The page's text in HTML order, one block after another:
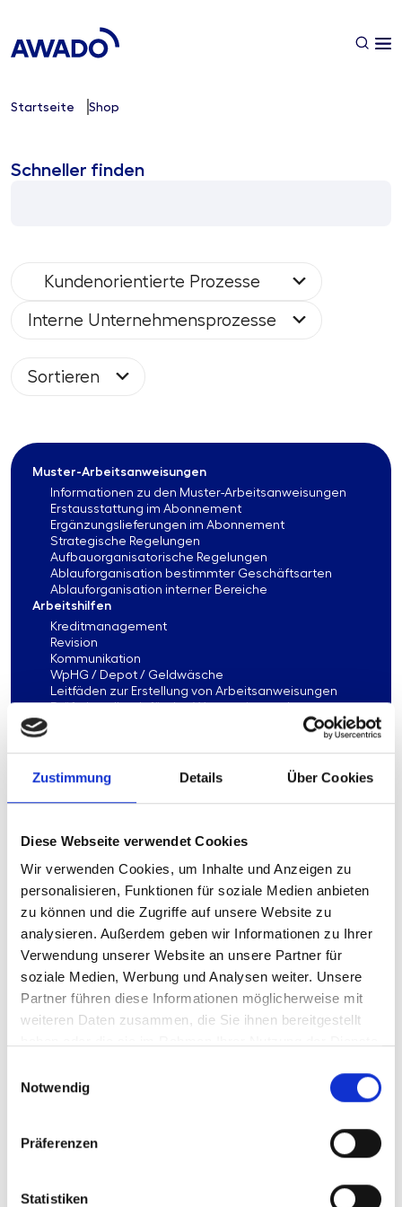
Zustimmung Details Über Cookies
Diese Webseite verwendet Cookies
Wir verwenden Cookies, um Inhalte und Anzeigen zu
personalisieren, Funktionen für soziale Medien anbieten
zu können und die Zugriffe auf unsere Website zu
analysieren. Außerdem geben wir Informationen zu Ihrer
Verwendung unserer Website an unsere Partner für
soziale Medien, Werbung und Analysen weiter. Unsere
Partner führen diese Informationen möglicherweise mit
weiteren Daten zusammen, die Sie ihnen bereitgestellt
Notwendig
Präferenzen
Statistiken
Startseite Shop
Schneller finden
Kundenorientierte Prozesse
Interne Unternehmensprozesse
Sortieren
Muster-Arbeitsanweisungen
Informationen zu den Muster-Arbeitsanweisungen
Erstausstattung im Abonnement
Ergänzungslieferungen im Abonnement
Strategische Regelungen
Aufbauorganisatorische Regelungen
Ablauforganisation bestimmter Geschäftsarten
Ablauforganisation interner Bereiche
Arbeitshilfen
Kreditmanagement
Revision
Kommunikation
WpHG / Depot / Geldwäsche
Leitfäden zur Erstellung von Arbeitsanweisungen
Risikomanagement
Vergleichsstudien
IT-Management
Compliance Management
Meldewesen
ERFA-Runde
Recruiting
interne Kommunikation
Personalverwaltung
Personalentwicklung
Arbeitsrecht
Personalführung
Preisbildung
Privatkundenvertrieb
Fusion und Liquidation
Bankenaufsicht